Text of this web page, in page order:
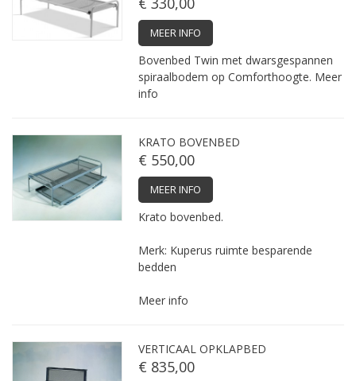
MEER INFO
Bovenbed Twin met dwarsgespannen
spiraalbodem op Comforthoogte. Meer
info
KRATO BOVENBED
€ 550,00
MEER INFO
Krato bovenbed.
Merk: Kuperus ruimte besparende
bedden
Meer info
VERTICAAL OPKLAPBED
€ 835,00